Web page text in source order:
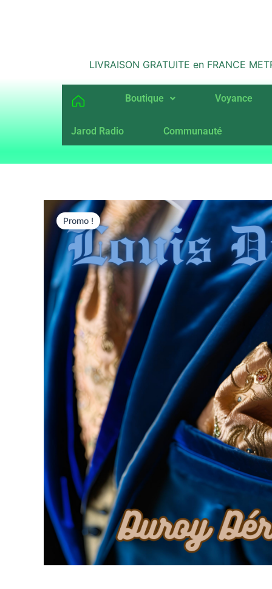
LIVRAISON GRATUITE en FRANCE
Boutique Voyance
Jarod Radio Communauté
Promo !